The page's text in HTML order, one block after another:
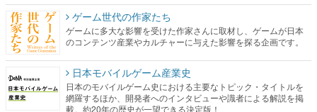
日本モバイルゲーム産業史
日本のモバイルゲーム史における主要なトピック・タイトルを
網羅するほか、開発者へのインタビューや識者による解説を掲
若ゲのいたり〜ゲームクリエイターの青春〜
『うつヌケ』『ペンと箸』等で知られるマンガ家・田中圭一先
生によるゲーム業界レポートマンガです。